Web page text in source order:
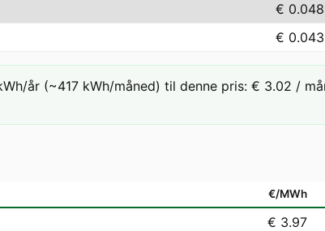
€
€
år (~417 kWh/måned) til denne pris: € 3.02 /
€/MWh
€ 3.97